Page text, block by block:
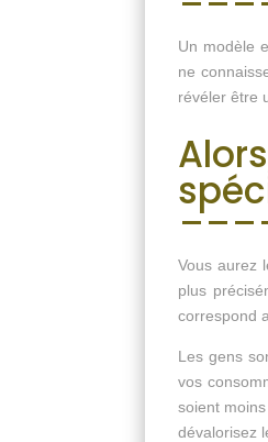
Un modèle
ne
révéler être
Vous aurez
plus
correspond
Les gens
vos
soient
dévalorisez